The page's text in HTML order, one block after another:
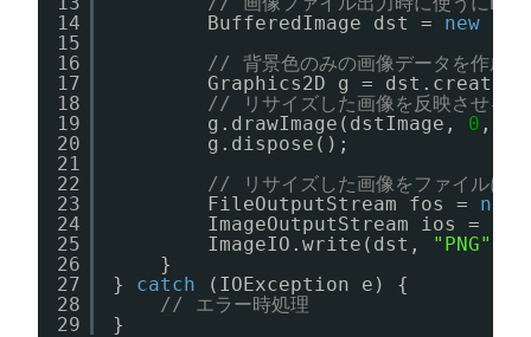
14
15
16
17
18
19
20
21
22
23
24
25
26
27
28
29
BufferedImage dst = new
// 背景色のみの画像データを作成す
Graphics2D g =
// リサイズした画像を反映させる。
g.drawImage(dstImage, 0 ,
g.dispose();
// リサイズした画像をファイルに出
FileOutputStream fos = new
ImageOutputStream ios =
ImageIO.write(dst,
"PNG"
}
} catch
(IOException e) {
// エラー時処理
}